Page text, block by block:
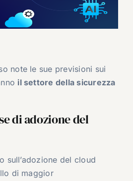
note le sue previsioni sui
il settore della sicurezza
di adozione del
sull’adozione del cloud
di maggior